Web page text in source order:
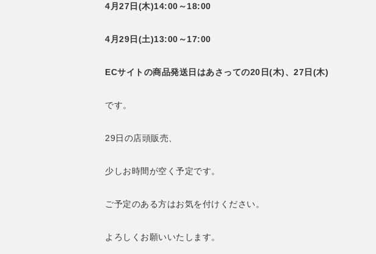
4月27日(木)14:00～18:00
4月29日(土)13:00～17:00
ECサイトの商品発送日はあさっての20日(木)、27日(木)
です。
29日の店頭販売、
少しお時間が空く予定です。
ご予定のある方はお気を付けください。
よろしくお願いいたします。